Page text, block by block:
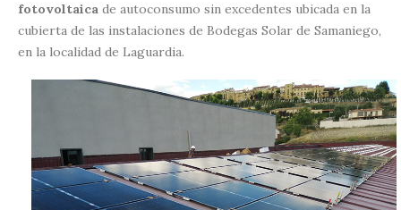
fotovoltaica de autoconsumo sin excedentes ubicada en la
cubierta de las instalaciones de Bodegas Solar de Samaniego,
en la localidad de Laguardia.